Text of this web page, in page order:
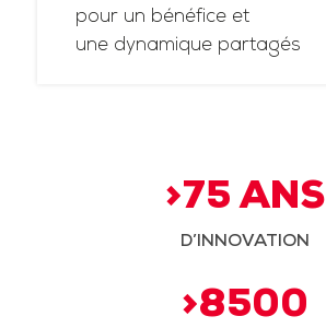
pour un bénéfice et
une dynamique partagés
>75 ANS
D’INNOVATION
>8500